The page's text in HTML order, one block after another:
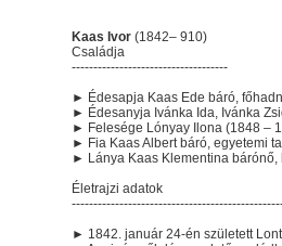
Kaas Ivor (1842– 910)
Családja
------------------------------------
► Édesapja Kaas Ede báró,
► Édesanyja Ivánka Ida, Ivánka
► Felesége Lónyay Ilona (1848 –
► Fia Kaas Albert báró, egyetemi
► Lánya Kaas Klementina bárónő,
Életrajzi adatok
► 1842. január 24-én született